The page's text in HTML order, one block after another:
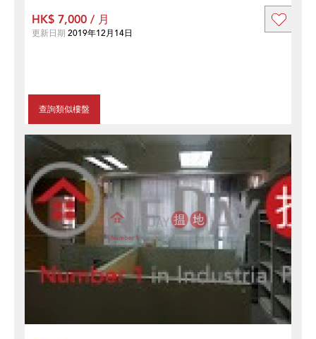
查詢類似樓盤
HK$ 7,000 / 月
更新日期 2019年12月14日